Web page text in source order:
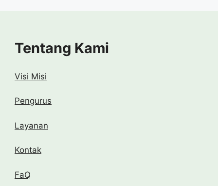
Tentang Kami
Visi Misi
Pengurus
Layanan
Kontak
FaQ